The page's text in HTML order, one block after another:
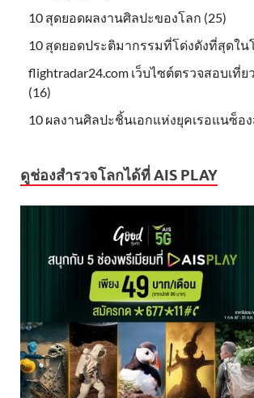
10 สุดยอดผลงานศิลปะของโลก (25)
10 สุดยอดประติมากรรมที่โด่งดังที่สุดใน
flightradar24.com เว็บไซต์ตรวจสอบเที่
(16)
10 ผลงานศิลปะชิ้นเอกแห่งยุคเรอแนซ็อง
ดูช่องสำรวจโลกได้ที่ AIS PLAY